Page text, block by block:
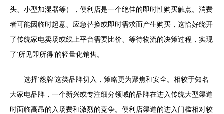
头、小型加湿器等），便利店是一个绝佳的即时性购买触点。消费
者可能因临时起意、应急替换或即时需求而产生购买，这恰好绕开
了传统家电卖场或线上平台需要比价、等待物流的决策过程，实现
了‘所见即所得’的轻量化销售。
选择‘然牌’这类品牌切入，策略更为聚焦和安全。相较于知名
大家电品牌，一个新兴或专注细分领域的品牌在进入传统大型渠道
时面临高昂的入场费和激烈的竞争。便利店渠道的进入门槛相对较